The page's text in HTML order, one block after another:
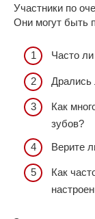
Участники по
Они могут быть
Часто
Дрались
Как
зубов?
Верите
Как